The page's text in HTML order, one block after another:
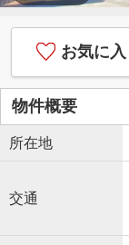
お気に
物件概要
所在地
交通